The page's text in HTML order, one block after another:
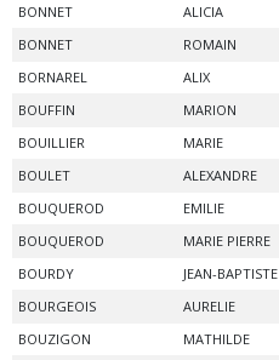
BONNET
ALICIA
BONNET
ROMAIN
BORNAREL
ALIX
BOUFFIN
MARION
BOUILLIER
MARIE
BOULET
ALEXANDRE
BOUQUEROD
EMILIE
BOUQUEROD
MARIE PIERRE
BOURDY
JEAN-BAPTISTE
BOURGEOIS
AURELIE
BOUZIGON
MATHILDE